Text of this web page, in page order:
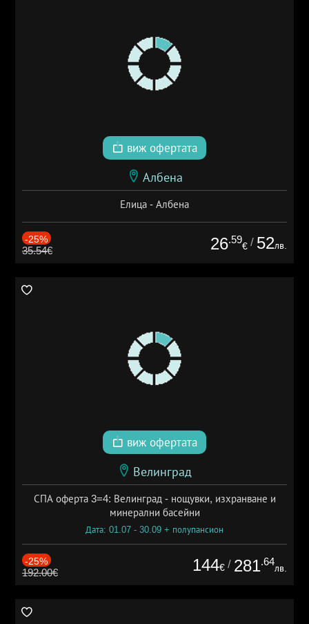
виж офертата
Албена
Елица - Албена
-25%
35.54€ 26.59
€ / 52лв.
виж офертата
Велинград
СПА оферта 3=4: Велинград - нощувки, изхранване и
минерални басейни
Дата: 01.07 - 30.09 + полупансион
-25%
192.00€ 144€ / 281.64
лв.